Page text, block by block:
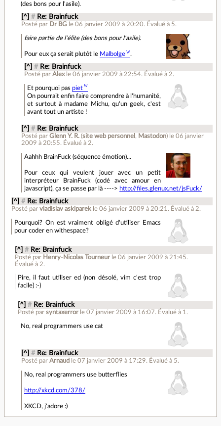
(des bons pour l'asile).
[^] # Re: Brainfuck
Posté par Dr BG le 06 janvier 2009 à 20:20. Évalué à 5.
faire partie de l'élite (des bons pour l'asile).
Pour eux ça serait plutôt le Malbolge .
[^] # Re: Brainfuck
Posté par Alex le 06 janvier 2009 à 22:54. Évalué à 2.
Et pourquoi pas piet
On pourrait enfin faire comprendre à l'humanité,
et surtout à madame Michu, qu'un geek, c'est
avant tout un artiste !
[^] # Re: Brainfuck
Posté par Glenn Y. R.(site web personnel , Mastodon) le 06 janvier
2009 à 20:55. Évalué à 2.
Aahhh BrainFuck (séquence émotion)...
Pour ceux qui veulent jouer avec un petit
interpréteur BrainFuck (codé avec amour en
javascript), ça se passe par là ----> http://files.glenux.net/jsFuck/
[^] # Re: Brainfuck
Posté parvladislav askiparek le 06 janvier 2009 à 20:21 . Évalué à 2.
Pourquoi? On est vraiment obligé d'utiliser Emacs
pour coder en withespace?
[^] # Re: Brainfuck
Posté par Henry-Nicolas Tourneur le 06 janvier 2009 à 21:45.
Évalué à 2.
Pire, il faut utiliser ed (non désolé, vim c'est trop
facile) :-)
[^] # Re: Brainfuck
Posté parsyntaxerror le 07 janvier 2009 à 16:07. Évalué à 1 .
No, real programmers use cat
[^] # Re: Brainfuck
Posté par Arnaud le 07 janvier 2009 à 17:29. Évalué à 5.
No, real programmers use butterflies
http://xkcd.com/378/
XKCD, j'adore :)